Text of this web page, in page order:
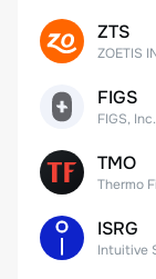
ZTS
ZOETIS
FIGS
FIGS, Inc.
TMO
ISRG